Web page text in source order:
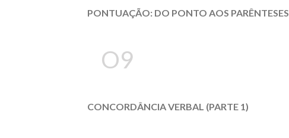
PONTUAÇÃO: DO PONTO AOS PARÊNTESES
O9
CONCORDÂNCIA VERBAL (PARTE 1)